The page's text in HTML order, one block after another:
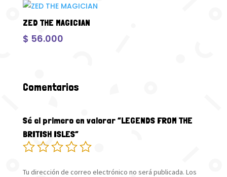
ZED THE MAGICIAN
$ 56.000
Comentarios
Sé el primero en valorar “LEGENDS FROM THE
BRITISH ISLES”
Tu dirección de correo electrónico no será publicada. Los